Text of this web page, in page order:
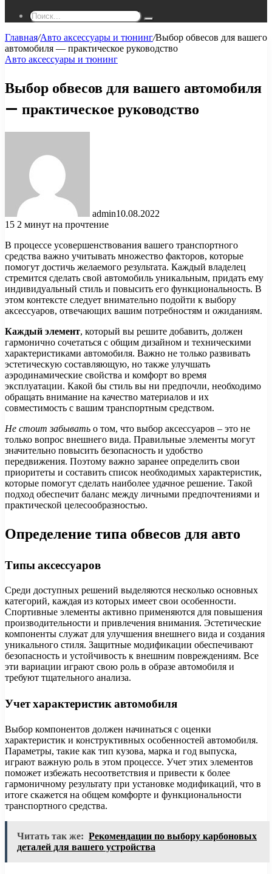
Поиск...
Главная/Авто аксессуары и тюнинг/Выбор обвесов для вашего
автомобиля — практическое руководство
Авто аксессуары и тюнинг
Выбор обвесов для вашего автомобиля
— практическое руководство
admin10.08.2022
15 2 минут на прочтение
В процессе усовершенствования вашего транспортного
средства важно учитывать множество факторов, которые
помогут достичь желаемого результата. Каждый владелец
стремится сделать свой автомобиль уникальным, придать ему
индивидуальный стиль и повысить его функциональность. В
этом контексте следует внимательно подойти к выбору
аксессуаров, отвечающих вашим потребностям и ожиданиям.
Каждый элемент, который вы решите добавить, должен
гармонично сочетаться с общим дизайном и техническими
характеристиками автомобиля. Важно не только развивать
эстетическую составляющую, но также улучшать
аэродинамические свойства и комфорт во время
эксплуатации. Какой бы стиль вы ни предпочли, необходимо
обращать внимание на качество материалов и их
совместимость с вашим транспортным средством.
Не стоит забывать о том, что выбор аксессуаров – это не
только вопрос внешнего вида. Правильные элементы могут
значительно повысить безопасность и удобство
передвижения. Поэтому важно заранее определить свои
приоритеты и составить список необходимых характеристик,
которые помогут сделать наиболее удачное решение. Такой
подход обеспечит баланс между личными предпочтениями и
практической целесообразностью.
Определение типа обвесов для авто
Типы аксессуаров
Среди доступных решений выделяются несколько основных
категорий, каждая из которых имеет свои особенности.
Спортивные элементы активно применяются для повышения
производительности и привлечения внимания. Эстетические
компоненты служат для улучшения внешнего вида и создания
уникального стиля. Защитные модификации обеспечивают
безопасность и устойчивость к внешним повреждениям. Все
эти вариации играют свою роль в образе автомобиля и
требуют тщательного анализа.
Учет характеристик автомобиля
Выбор компонентов должен начинаться с оценки
характеристик и конструктивных особенностей автомобиля.
Параметры, такие как тип кузова, марка и год выпуска,
играют важную роль в этом процессе. Учет этих элементов
поможет избежать несоответствия и привести к более
гармоничному результату при установке модификаций, что в
итоге скажется на общем комфорте и функциональности
транспортного средства.
Читать так же: Рекомендации по выбору карбоновых
деталей для вашего устройства